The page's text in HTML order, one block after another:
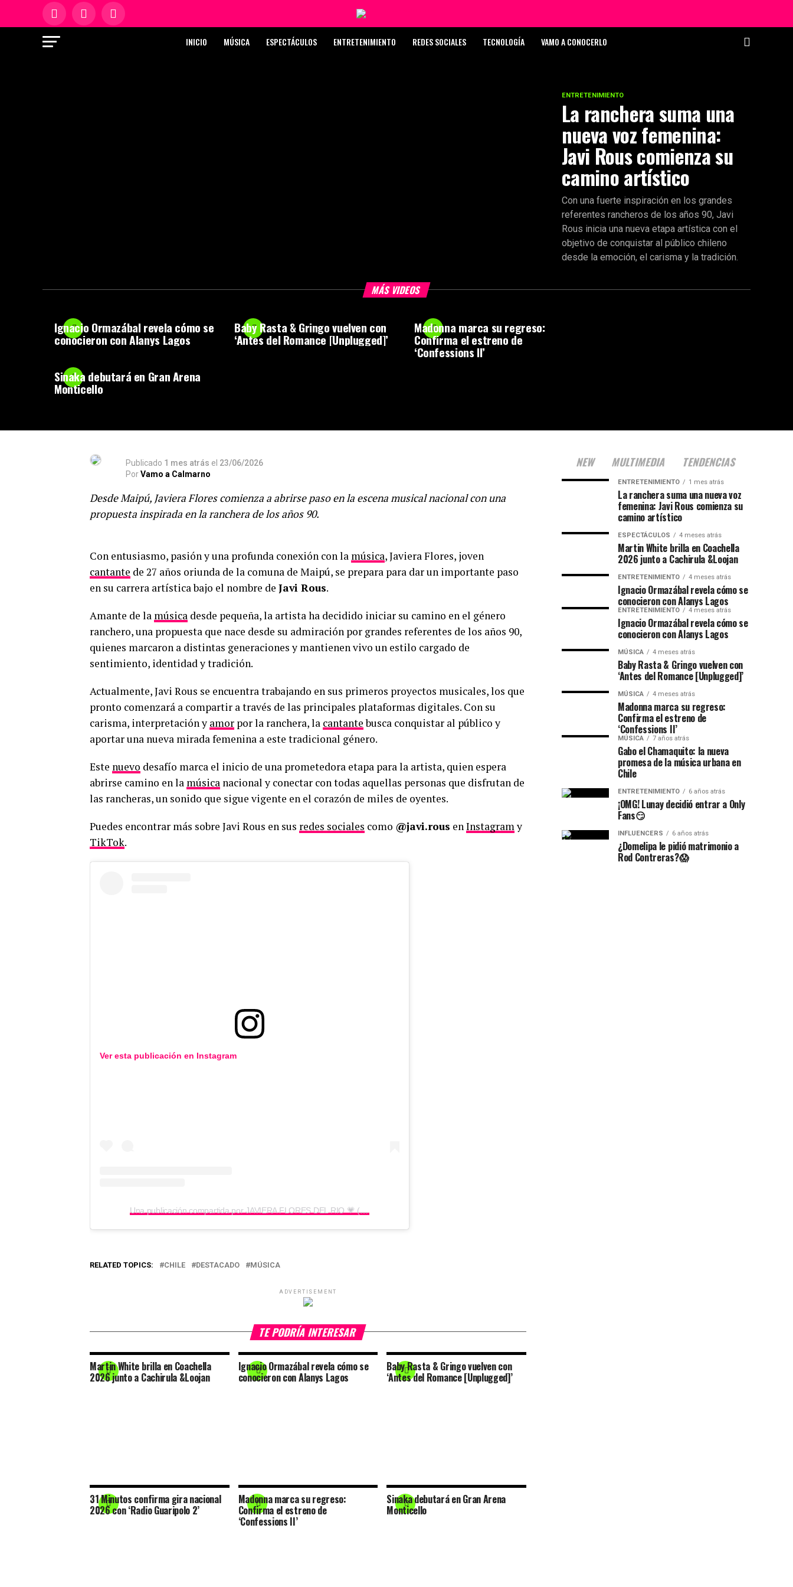
INICIO MÚSICA ESPECTÁCULOS ENTRETENIMIENTO REDES SOCIALES TECNOLOGÍA VAMO A CONOCERLO
ENTRETENIMIENTO
La ranchera suma una
nueva voz femenina:
Javi Rous comienza su
camino artístico
Con una fuerte inspiración en los grandes
referentes rancheros de los años 90, Javi
Rous inicia una nueva etapa artística con el
objetivo de conquistar al público chileno
desde la emoción, el carisma y la tradición.
MÁS VIDEOS
Ignacio Ormazábal revela cómo se
conocieron con Alanys Lagos
Baby Rasta & Gringo vuelven con
‘Antes del Romance [Unplugged]’
Madonna marca su regreso:
Confirma el estreno de
‘Confessions II’
Sinaka debutará en Gran Arena
Monticello
Publicado 1 mes atrás el 23/06/2026
PorVamo a Calmarno
Desde Maipú, Javiera Flores comienza a abrirse paso en la escena musical nacional con una
propuesta inspirada en la ranchera de los años 90.
Con entusiasmo, pasión y una profunda conexión con la música, Javiera Flores, joven
cantante de 27 años oriunda de la comuna de Maipú, se prepara para dar un importante paso
en su carrera artística bajo el nombre de Javi Rous.
Amante de la música desde pequeña, la artista ha decidido iniciar su camino en el género
ranchero, una propuesta que nace desde su admiración por grandes referentes de los años 90,
quienes marcaron a distintas generaciones y mantienen vivo un estilo cargado de
sentimiento, identidad y tradición.
Actualmente, Javi Rous se encuentra trabajando en sus primeros proyectos musicales, los que
pronto comenzará a compartir a través de las principales plataformas digitales. Con su
carisma, interpretación y amor por la ranchera, la cantantebusca conquistar al público y
aportar una nueva mirada femenina a este tradicional género.
Este nuevo desafío marca el inicio de una prometedora etapa para la artista, quien espera
abrirse camino en la música nacional y conectar con todas aquellas personas que disfrutan de
las rancheras, un sonido que sigue vigente en el corazón de miles de oyentes.
Puedes encontrar más sobre Javi Rous en sus redes sociales como @javi.rous enInstagramy
TikTok.
Ver esta publicación en Instagram
Una publicación compartida por JAVIERA FLORES DEL RIO 💗 (@javi.rous)
RELATED TOPICS: CHILE DESTACADO MÚSICA
ADVERTISEMENT
TE PODRÍA INTERESAR
Martin White brilla en Coachella
2026 junto a Cachirula &Loojan
Ignacio Ormazábal revela cómo se
conocieron con Alanys Lagos
Baby Rasta & Gringo vuelven con
‘Antes del Romance [Unplugged]’
31 Minutos confirma gira nacional
2026 con ‘Radio Guaripolo 2’
Madonna marca su regreso:
Confirma el estreno de
‘Confessions II’
Sinaka debutará en Gran Arena
Monticello
NEW MULTIMEDIA TENDENCIAS
ENTRETENIMIENTO 1 mes atrás
La ranchera suma una nueva voz
femenina: Javi Rous comienza su
camino artístico
ESPECTÁCULOS 4 meses atrás
Martin White brilla en Coachella
2026 junto a Cachirula &Loojan
ENTRETENIMIENTO 4 meses atrás
Ignacio Ormazábal revela cómo se
conocieron con Alanys Lagos
ENTRETENIMIENTO 4 meses atrás
Ignacio Ormazábal revela cómo se
conocieron con Alanys Lagos
MÚSICA 4 meses atrás
Baby Rasta & Gringo vuelven con
‘Antes del Romance [Unplugged]’
MÚSICA 4 meses atrás
Madonna marca su regreso:
Confirma el estreno de
‘Confessions II’
MÚSICA 7 años atrás
Gabo el Chamaquito: la nueva
promesa de la música urbana en
Chile
ENTRETENIMIENTO 6 años atrás
¡OMG! Lunay decidió entrar a Only
Fans😏
INFLUENCERS 6 años atrás
¿Domelipa le pidió matrimonio a
Rod Contreras?😱